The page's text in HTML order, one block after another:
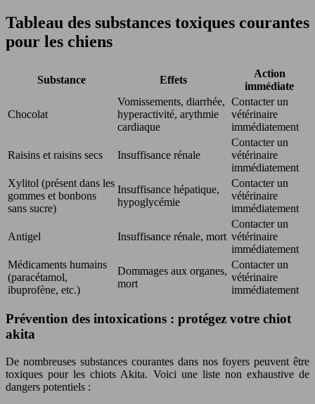
Tableau des substances toxiques courantes
pour les chiens
Substance Effets
Action
immédiate
Chocolat
Vomissements, diarrhée,
hyperactivité, arythmie
cardiaque
Contacter un
vétérinaire
immédiatement
Raisins et raisins secs Insuffisance rénale
Contacter un
vétérinaire
immédiatement
Xylitol (présent dans les
gommes et bonbons
sans sucre)
Insuffisance hépatique,
hypoglycémie
Contacter un
vétérinaire
immédiatement
Antigel Insuffisance rénale, mort
Contacter un
vétérinaire
immédiatement
Médicaments humains
(paracétamol,
ibuprofène, etc.)
Dommages aux organes,
mort
Contacter un
vétérinaire
immédiatement
Prévention des intoxications : protégez votre chiot
akita
De nombreuses substances courantes dans nos foyers peuvent être
toxiques pour les chiots Akita. Voici une liste non exhaustive de
dangers potentiels :